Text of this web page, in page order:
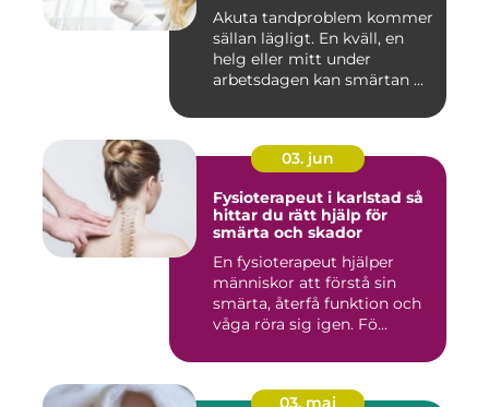
Akuta tandproblem kommer
sällan lägligt. En kväll, en
helg eller mitt under
arbetsdagen kan smärtan ...
03. jun
Fysioterapeut i karlstad så
hittar du rätt hjälp för
smärta och skador
En fysioterapeut hjälper
människor att förstå sin
smärta, återfå funktion och
våga röra sig igen. Fö...
03. maj